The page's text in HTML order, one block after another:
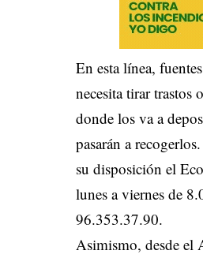
En esta línea,
necesita tirar trastos
donde los va a
pasarán a
su disposición el
lunes a viernes de
96.353.37.90.
Asimismo, desde el